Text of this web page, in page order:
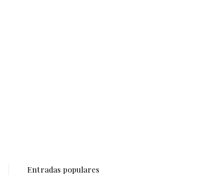
Entradas populares